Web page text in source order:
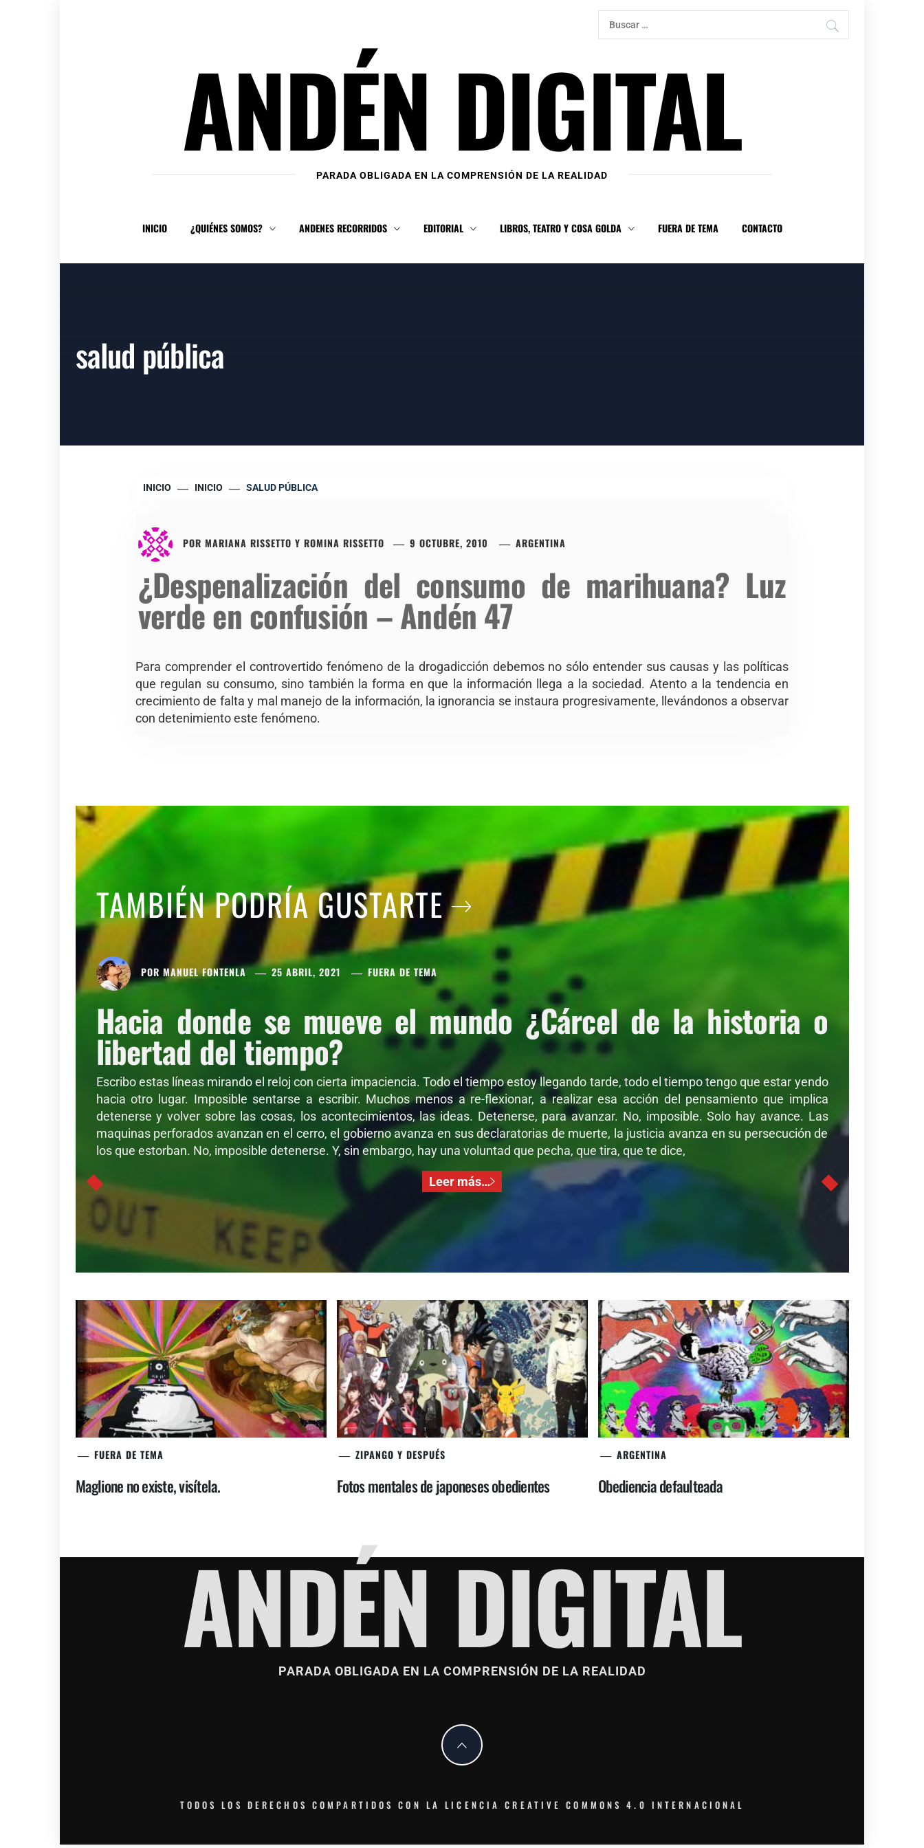
Buscar:
ANDÉN DIGITAL
PARADA OBLIGADA EN LA COMPRENSIÓN DE LA REALIDAD
INICIO ¿QUIÉNES SOMOS? ANDENES RECORRIDOS EDITORIAL LIBROS, TEATRO Y COSA GOLDA FUERA DE TEMA CONTACTO
salud pública
INICIO INICIO SALUD PÚBLICA
POR MARIANA RISSETTO Y ROMINA RISSETTO 9 OCTUBRE, 2010 ARGENTINA
¿Despenalización del consumo de marihuana? Luz
verde en confusión – Andén 47
Para comprender el controvertido fenómeno de la drogadicción debemos no sólo entender sus causas y las políticas
que regulan su consumo, sino también la forma en que la información llega a la sociedad. Atento a la tendencia en
crecimiento de falta y mal manejo de la información, la ignorancia se instaura progresivamente, llevándonos a observar
con detenimiento este fenómeno.
TAMBIÉN PODRÍA GUSTARTE
POR MANUEL FONTENLA 25 ABRIL, 2021 FUERA DE TEMA
Hacia donde se mueve el mundo ¿Cárcel de la historia o
libertad del tiempo?
Escribo estas líneas mirando el reloj con cierta impaciencia. Todo el tiempo estoy llegando tarde, todo el tiempo tengo que estar yendo
hacia otro lugar. Imposible sentarse a escribir. Muchos menos a re-flexionar, a realizar esa acción del pensamiento que implica
detenerse y volver sobre las cosas, los acontecimientos, las ideas. Detenerse, para avanzar. No, imposible. Solo hay avance. Las
maquinas perforados avanzan en el cerro, el gobierno avanza en sus declaratorias de muerte, la justicia avanza en su persecución de
los que estorban. No, imposible detenerse. Y, sin embargo, hay una voluntad que pecha, que tira, que te dice,
Leer más…
FUERA DE TEMA
Maglione no existe, visítela.
ZIPANGO Y DESPUÉS
Fotos mentales de japoneses obedientes
ARGENTINA
Obediencia defaulteada
ANDÉN DIGITAL
PARADA OBLIGADA EN LA COMPRENSIÓN DE LA REALIDAD
TODOS LOS DERECHOS COMPARTIDOS CON LA LICENCIA CREATIVE COMMONS 4.0 INTERNACIONAL